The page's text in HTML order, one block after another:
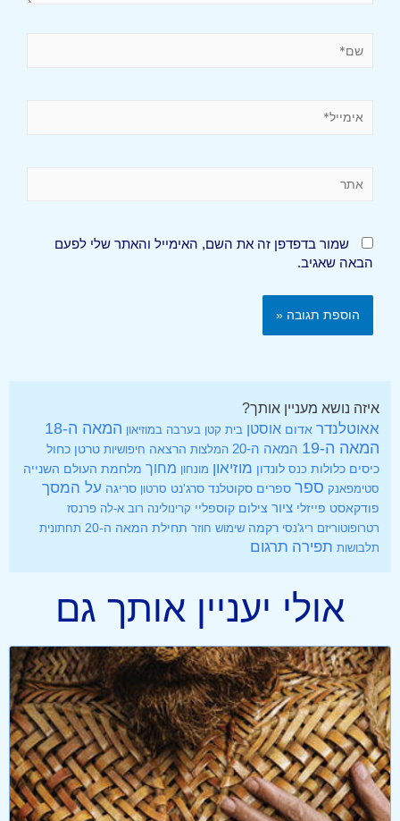
שמור בדפדפן זה את השם, האימייל והאתר שלי לפעם
הבאה שאגיב.
איזה נושא מעניין אותך?
אאוטלנדר אדום אוסטן בית קטן בערבה במוזיאון המאה ה-18
המאה ה-19
המאה ה-20 המלצות הרצאה חיפושיות טרטן כחול
כיסים כלולות כנס לונדון מוזיאון מונחון מחוך מלחמת העולם השנייה
סטימפאנק ספר ספרים סקוטלנד סרג'נט סרטון סריגה על המסך
פודקאסט פייזלי ציור צילום קוספליי קרינולינה רוב א-לה פרנסז
רטרופוטוריזם ריג'נסי רקמה שימוש חוזר תחילת המאה ה-20
תחתונית
תלבושות תפירה תרגום
אולי יעניין אותך גם